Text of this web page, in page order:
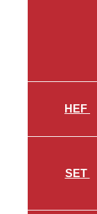
HEF
SET